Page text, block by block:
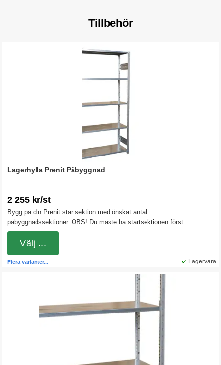
Tillbehör
Lagerhylla Prenit Påbyggnad
2 255 kr/st
Bygg på din Prenit startsektion med önskat antal
påbyggnadssektioner. OBS! Du måste ha startsektionen först.
Lagervara
Flera varianter...
Välj ...